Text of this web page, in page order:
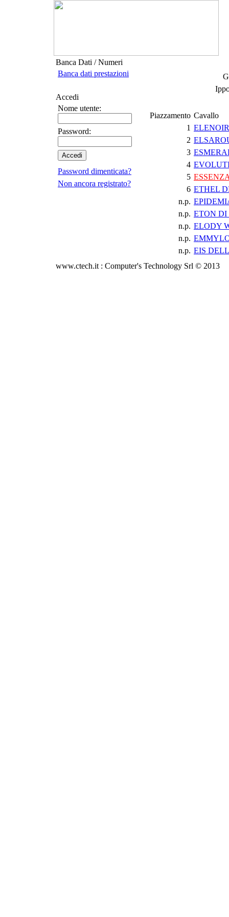
Banca Dati / Numeri
Banca dati prestazioni
Accedi
Nome utente:
Password:
Password dimenticata?
Non ancora registrato?
Piazzamento Cavallo
1
2
3
4
5
6 ETHEL
n.p.
n.p. ETON DI
n.p. ELODY
n.p.
n.p. EIS
www.ctech.it : Computer's Technology Srl © 2013